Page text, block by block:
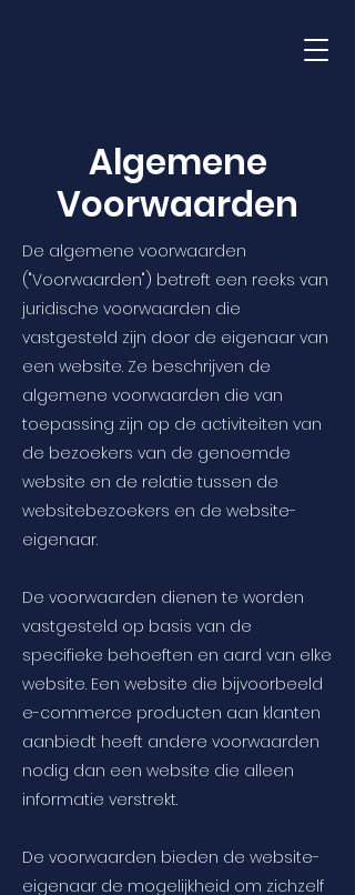
Algemene
Voorwaarden
De algemene voorwaarden
("Voorwaarden") betreft een reeks van
juridische voorwaarden die
vastgesteld zijn door de eigenaar van
een website. Ze beschrijven de
algemene voorwaarden die van
toepassing zijn op de activiteiten van
de bezoekers van de genoemde
website en de relatie tussen de
websitebezoekers en de website-
eigenaar.
De voorwaarden dienen te worden
vastgesteld op basis van de
specifieke behoeften en aard van elke
website. Een website die bijvoorbeeld
e-commerce producten aan klanten
aanbiedt heeft andere voorwaarden
nodig dan een website die alleen
informatie verstrekt.
De voorwaarden bieden de website-
eigenaar de mogelijkheid om zichzelf